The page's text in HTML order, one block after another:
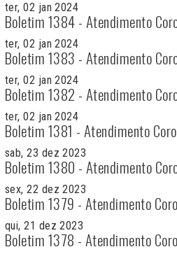
ter, 02 jan 2024
Boletim 1384 - Atendimento
ter, 02 jan 2024
Boletim 1383 - Atendimento
ter, 02 jan 2024
Boletim 1382 - Atendimento
ter, 02 jan 2024
Boletim 1381 - Atendimento
sab, 23 dez 2023
Boletim 1380 - Atendimento
sex, 22 dez 2023
Boletim 1379 - Atendimento
qui, 21 dez 2023
Boletim 1378 - Atendimento